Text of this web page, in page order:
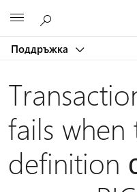
Поддръжка
fails when
definition